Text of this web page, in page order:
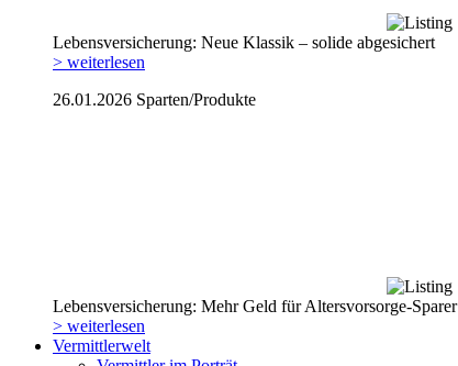
Lebensversicherung: Neue Klassik – solide abgesichert
> weiterlesen
26.01.2026 Sparten/Produkte
Lebensversicherung: Mehr Geld für Altersvorsorge-Sparer
> weiterlesen
Vermittlerwelt